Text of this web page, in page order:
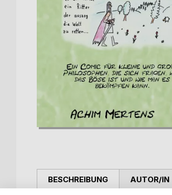
BESCHREIBUNG AUTOR/IN